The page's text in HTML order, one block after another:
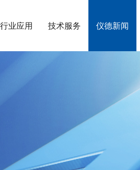
行业应用 技术服务 仪德新闻